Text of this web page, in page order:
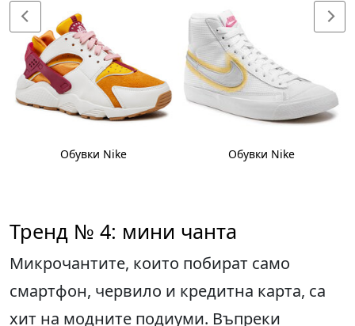
Обувки Nike Обувки Nike
Тренд № 4: мини чанта
Микрочантите, които побират само
смартфон, червило и кредитна карта, са
хит на модните подиуми. Въпреки